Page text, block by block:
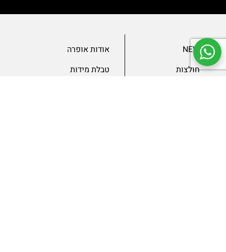
NEW
חולצות
אודות אופרה
טבלת מידות